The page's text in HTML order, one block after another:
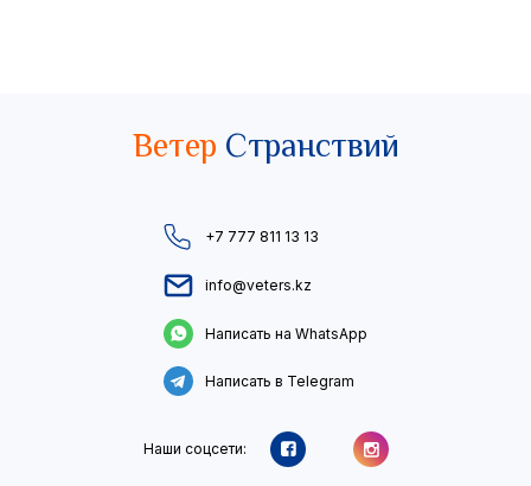
Ветер Странствий
+7 777 811 13 13
info@veters.kz
Написать на WhatsApp
Написать в Telegram
Наши соцсети: